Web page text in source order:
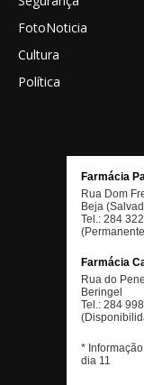
FotoNoticia
Cultura
Política